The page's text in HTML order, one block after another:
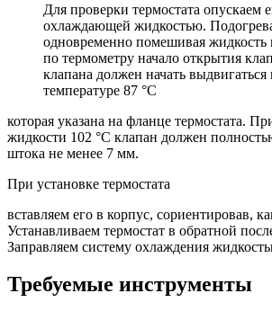
Для проверки термостата опускаем
охлаждающей жидкостью.
одновременно помешивая жидкость
по термометру начало открытия
клапана должен начать выдвигаться
температуре 87 °C
которая указана на фланце термостата.
жидкости 102 °C клапан должен
штока не менее 7 мм.
При установке термостата
вставляем его в корпус, сориентировав,
Устанавливаем термостат в обратной
Заправляем систему охлаждения
Требуемые инструменты